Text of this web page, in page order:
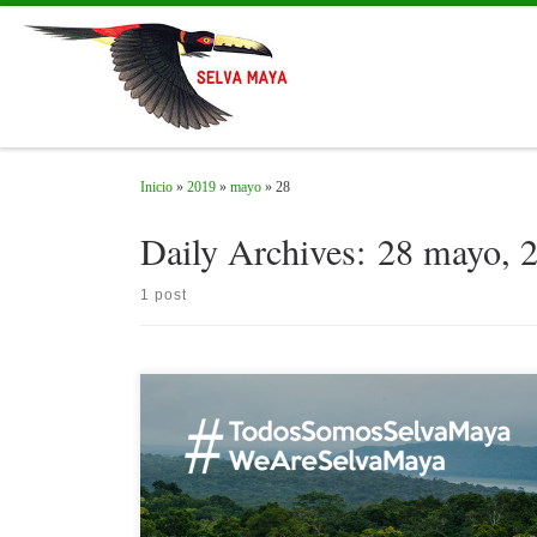
Skip to content
Inicio » 2019 » mayo » 28
Daily Archives: 28 mayo,
1 post
Desde principios de marzo hasta el final de la temporada de
incendios 2019, el Centro de Monitoreo y Evaluación de CONAP
(CEMEC) – Petén, produce un informe semanal de quemas /